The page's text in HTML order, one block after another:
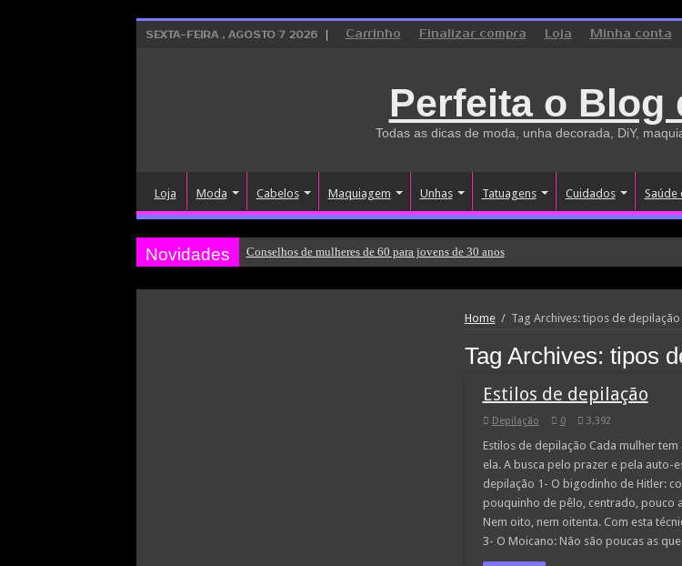
SEXTA-FEIRA , AGOSTO 7 2026 Carrinho Finalizar compra Loja Minha conta
Perfeita o Blog
Todas as dicas de moda, unha decorada, DiY,
Loja Moda Cabelos Maquiagem Unhas Tatuagens Cuidados Saúde
Novidades Conselhos de mulheres de 60 para jovens de 30 anos
Home / Tag Archives: tipos de depilação
Tag Archives: tipos
Estilos de depilação
Depilação 0 3,392
Estilos de depilação Cada mulher
ela. A busca pelo prazer e pela auto-
depilação 1- O bigodinho de Hitler:
pouquinho de pêlo, centrado, pouco
Nem oito, nem oitenta. Com esta
3- O Moicano: Não são poucas as